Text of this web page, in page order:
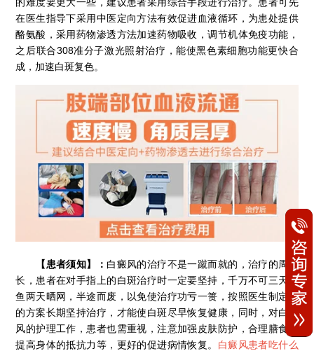
在医生指导下采用中医定向方法有效促进血液循环，为患处提供
酪氨酸，采用药物渗透方法加速药物吸收，调节机体免疫功能，
之后联合308准分子激光照射治疗，能使黑色素细胞功能更快合
成，加速白斑复色。
【患者须知】： 白癜风的治疗不是一蹴而就的，治疗的周期
长，患者在对手指上的白斑治疗时一定要坚持，千万不可三天打
鱼两天晒网，半途而废，以免使治疗功亏一篑，按照医生制定好
的方案长期坚持治疗，才能使白斑尽早恢复健康，同时，对白癜
风的护理工作，患者也需重视，注意加强皮肤防护，合理膳食，
提高身体的抵抗力等，更好的促进病情恢复。 白癜风患者吃什么